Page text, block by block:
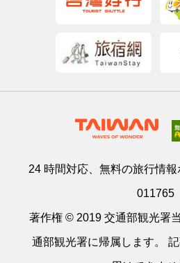
24 時間対応、無料の旅行情報
011765
著作権 © 2019 交通部観光署
通部観光署に帰属します。